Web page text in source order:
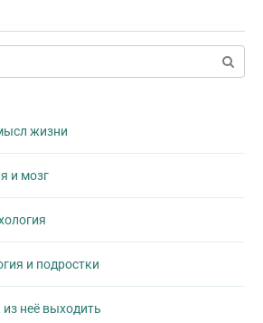
жизни
и мозг
и подростки
неё выходить